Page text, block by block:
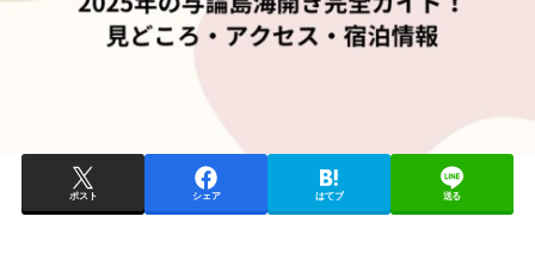
ポスト シェア はてブ 送る